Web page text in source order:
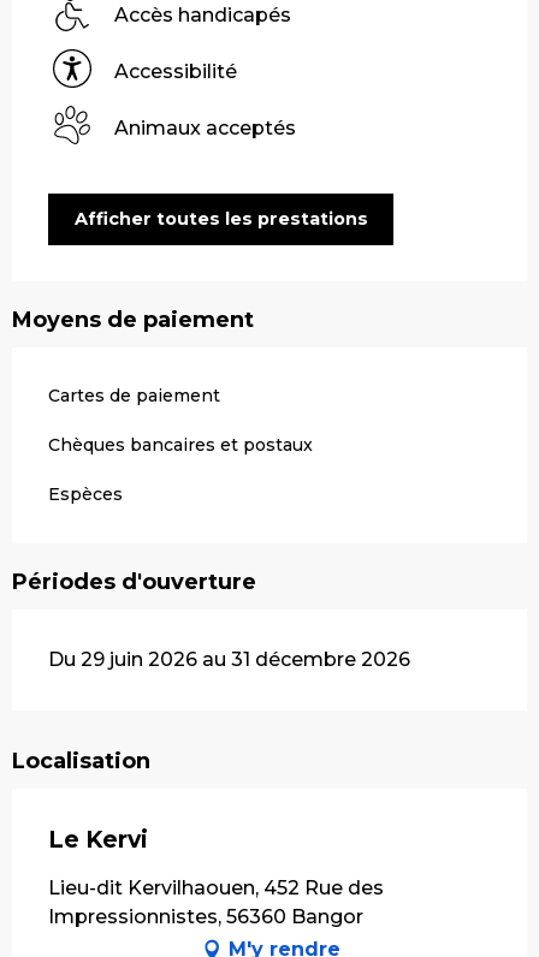
Accès handicapés
Accessibilité
Animaux acceptés
Afficher toutes les prestations
Moyens de paiement
Cartes de paiement
Chèques bancaires et postaux
Espèces
Périodes d'ouverture
Du 29 juin 2026 au 31 décembre 2026
Localisation
Le Kervi
Lieu-dit Kervilhaouen, 452 Rue des
Impressionnistes, 56360 Bangor
M'y rendre